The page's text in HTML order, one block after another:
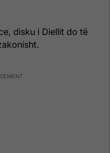
disku i Diellit do të